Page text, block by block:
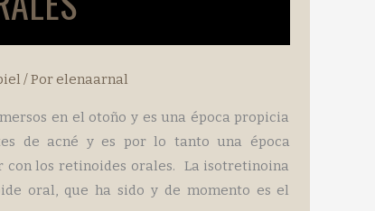
/ Por elenaarnal
en el otoño y es una época propicia
de acné y es por lo tanto una época
con los retinoides orales. La isotretinoina
oral, que ha sido y de momento es el